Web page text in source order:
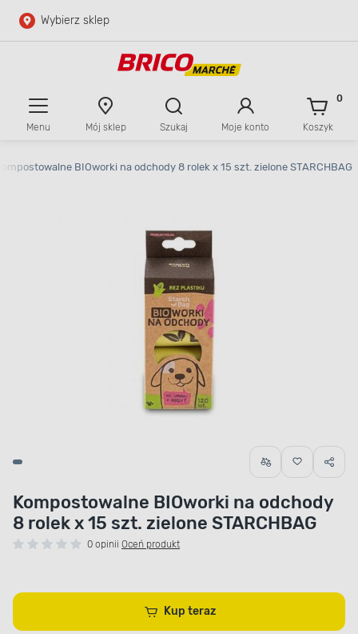
Przejdź do głównej zawartości
Wybierz sklep
Menu Mój sklep Szukaj Moje konto Koszyk
0
BIOworki na odchody 8 rolek x 15 szt. zielone STARCHBAG
Kompostowalne BIOworki na odchody
8 rolek x 15 szt. zielone STARCHBAG
0 opinii Oceń produkt
Kup teraz